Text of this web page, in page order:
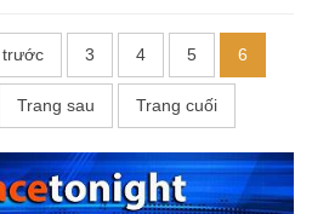
trước 3 4 5 6
Trang sau Trang cuối